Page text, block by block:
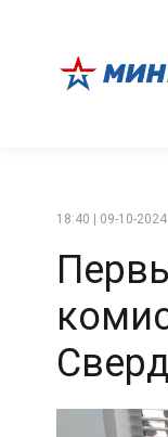
18:40 | 09-10-2024